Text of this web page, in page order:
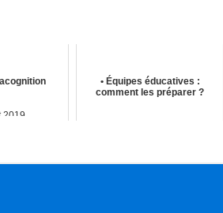
2019
• Équipes éducatives :
comment les préparer ?